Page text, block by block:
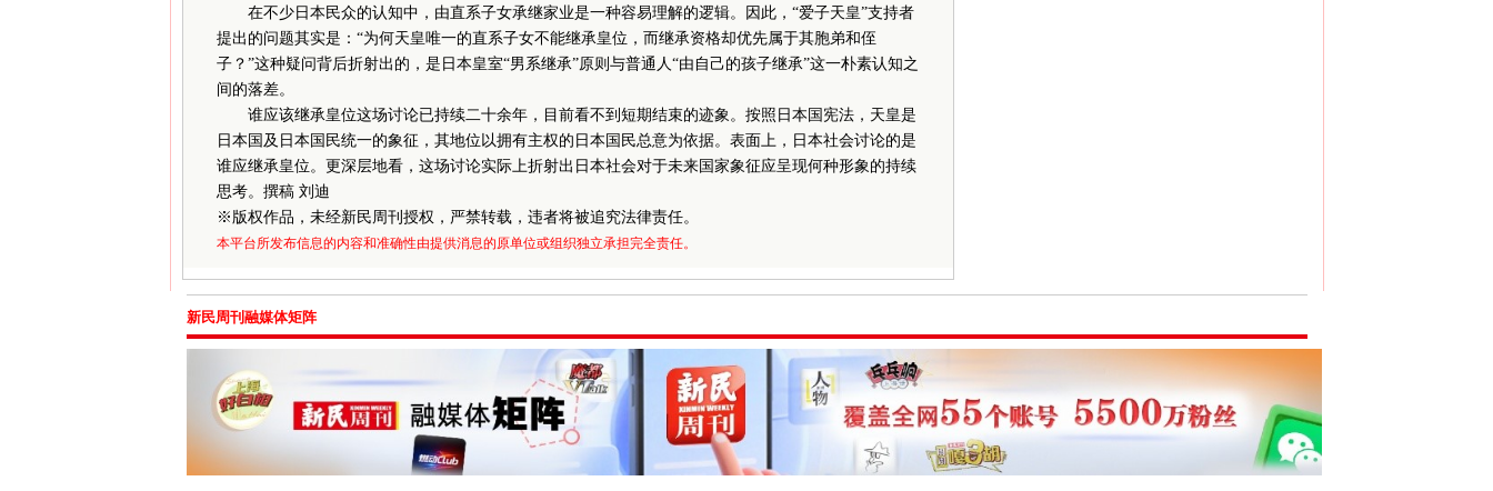
在不少日本民众的认知中，由直系子女承继家业是一种容易理解的逻辑。因此，“爱子天皇”支持者
提出的问题其实是：“为何天皇唯一的直系子女不能继承皇位，而继承资格却优先属于其胞弟和侄
子？”这种疑问背后折射出的，是日本皇室“男系继承”原则与普通人“由自己的孩子继承”这一朴素认知之
间的落差。
谁应该继承皇位这场讨论已持续二十余年，目前看不到短期结束的迹象。按照日本国宪法，天皇是
日本国及日本国民统一的象征，其地位以拥有主权的日本国民总意为依据。表面上，日本社会讨论的是
谁应继承皇位。更深层地看，这场讨论实际上折射出日本社会对于未来国家象征应呈现何种形象的持续
思考。撰稿 刘迪
※ 版权作品，未经新民周刊授权，严禁转载，违者将被追究法律责任。
本平台所发布信息的内容和准确性由提供消息的原单位或组织独立承担完全责任。
新民周刊融媒体矩阵